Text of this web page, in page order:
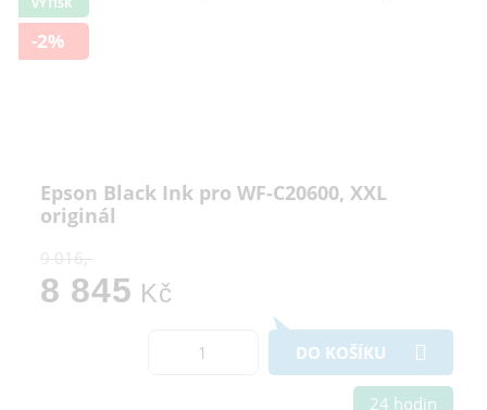
-2%
Epson Black Ink pro WF-C20600, XXL
originál
9 016,-
8 845 Kč
DO KOŠÍKU
24 hodin